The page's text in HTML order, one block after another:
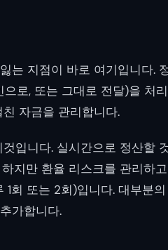
는 지점이 바로 여기입니다.
로, 또는 그대로 전달)을 처
자금을 관리합니다.
입니다. 실시간으로 정산할
지만 환율 리스크를 관리하
1회 또는 2회)입니다. 대부분
가합니다.